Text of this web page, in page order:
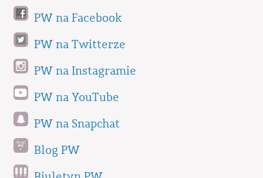
PW na Facebook
PW na Twitterze
PW na Instagramie
PW na YouTube
PW na Snapchat
Blog PW